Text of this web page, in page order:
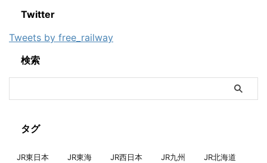
Twitter
Tweets by free_railway
検索
タグ
JR東日本 JR東海 JR西日本 JR九州 JR北海道